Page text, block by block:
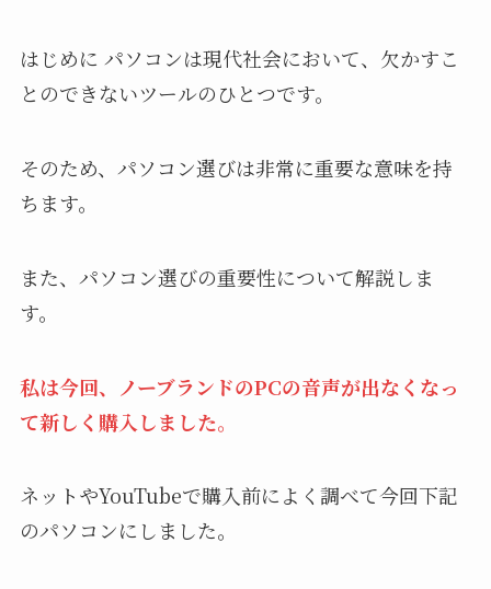
はじめに パソコンは現代社会において、欠かすこ
とのできないツールのひとつです。
そのため、パソコン選びは非常に重要な意味を持
ちます。
また、パソコン選びの重要性について解説しま
す。
私は今回、ノーブランドのPCの音声が出なくなっ
て新しく購入しました。
ネットやYouTubeで購入前によく調べて今回下記
のパソコンにしました。